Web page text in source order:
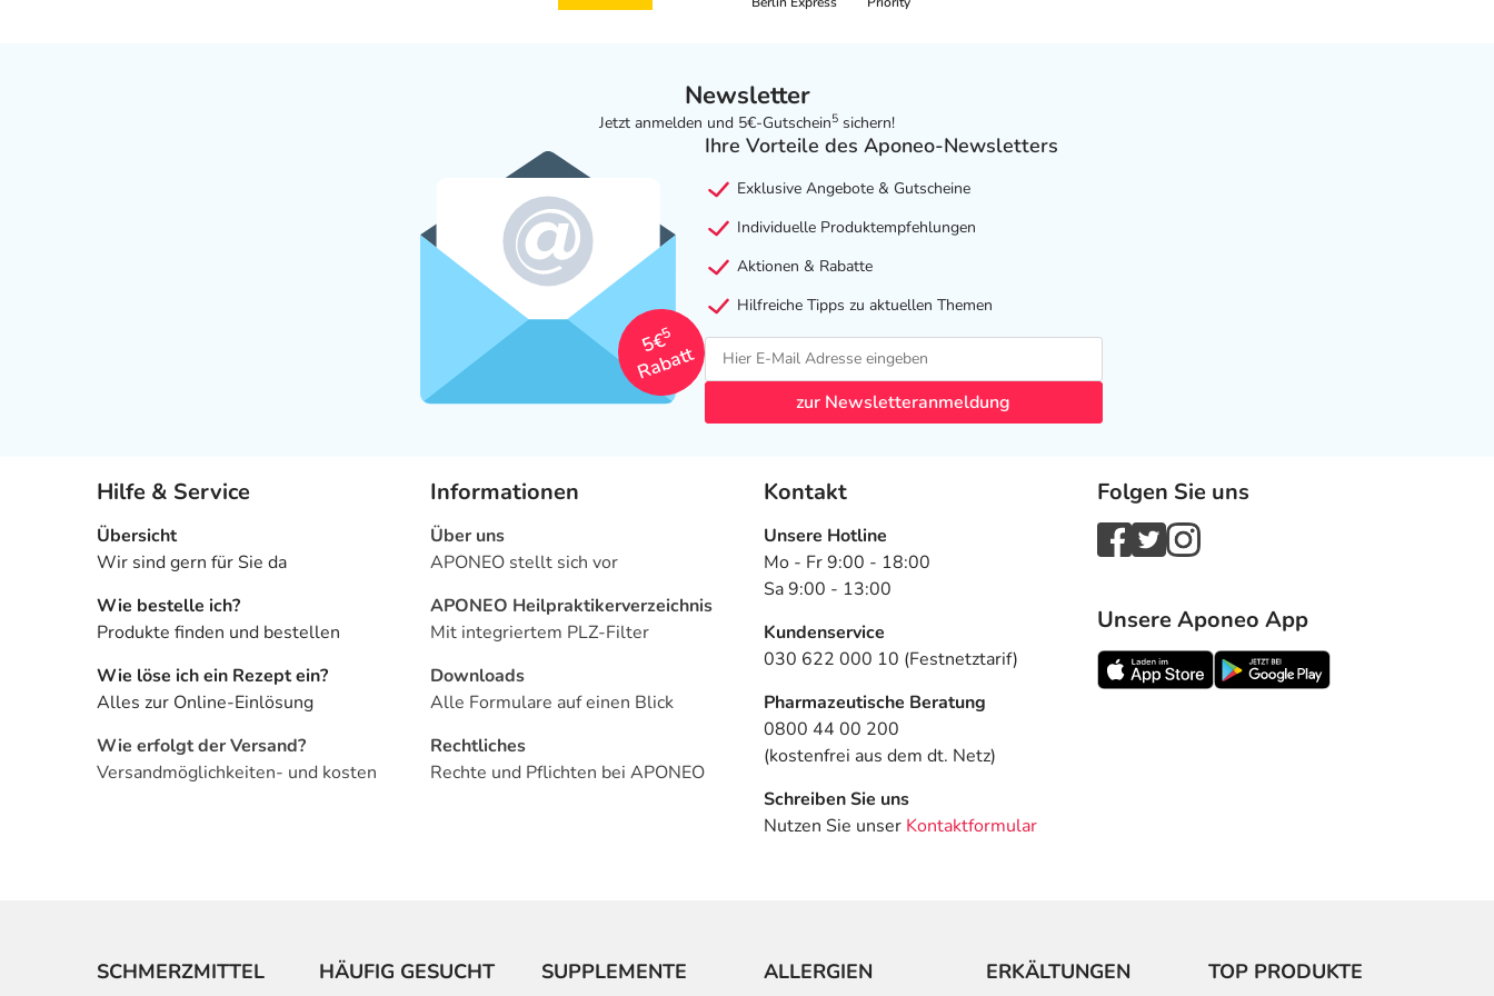
Newsletter
Jetzt anmelden und 5€-Gutschein5 sichern!
5€
5
Rabatt
Ihre Vorteile des Aponeo-Newsletters
Exklusive Angebote & Gutscheine
Individuelle Produktempfehlungen
Aktionen & Rabatte
Hilfreiche Tipps zu aktuellen Themen
zur Newsletteranmeldung
Hilfe & Service
Übersicht
Wir sind gern für Sie da
Wie bestelle ich?
Produkte finden und bestellen
Wie löse ich ein Rezept ein?
Alles zur Online-Einlösung
Wie erfolgt der Versand?
Versandmöglichkeiten- und kosten
Informationen
Über uns
APONEO stellt sich vor
APONEO Heilpraktikerverzeichnis
Mit integriertem PLZ-Filter
Downloads
Alle Formulare auf einen Blick
Rechtliches
Rechte und Pflichten bei APONEO
Kontakt
Unsere Hotline
Mo - Fr 9:00 - 18:00
Sa 9:00 - 13:00
Kundenservice
030 622 000 10 (Festnetztarif)
Pharmazeutische Beratung
0800 44 00 200
(kostenfrei aus dem dt. Netz)
Schreiben Sie uns
Nutzen Sie unser Kontaktformular
Folgen Sie uns
Unsere Aponeo App
SCHMERZMITTEL HÄUFIG GESUCHT SUPPLEMENTE ALLERGIEN ERKÄLTUNGEN TOP PRODUKTE